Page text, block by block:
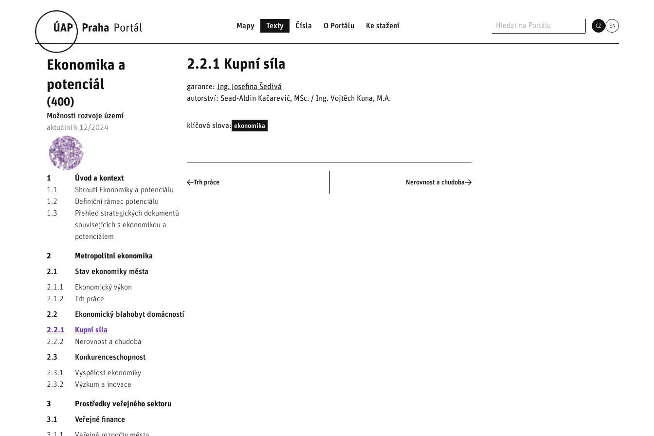
Mapy Texty Čísla O Portálu Ke stažení CZ EN
Ekonomika a
potenciál
(400)
Možnosti rozvoje území
aktuální k 12/2024
1
Úvod a kontext
1.1
Shrnutí Ekonomiky a potenciálu
1.2
Definiční rámec potenciálu
1.3
Přehled strategických dokumentů
souvisejících s ekonomikou a
potenciálem
2
Metropolitní ekonomika
2.1
Stav ekonomiky města
2.1.1
Ekonomický výkon
2.1.2
Trh práce
2.2
Ekonomický blahobyt domácností
2.2.1
Kupní síla
2.2.2
Nerovnost a chudoba
2.3
Konkurenceschopnost
2.3.1
Vyspělost ekonomiky
2.3.2
Výzkum a inovace
3
Prostředky veřejného sektoru
3.1
Veřejné finance
2.2.1 Kupní síla
garance: Ing. Josefina Šedivá
autorství: Sead-Aldin Kačarević, MSc. / Ing. Vojtěch Kuna, M.A.
klíčová slova: ekonomika
Trh práce Nerovnost a chudoba